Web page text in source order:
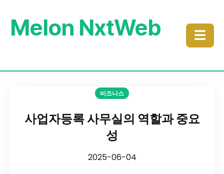
Melon NxtWeb ☰
비즈니스
사업자등록 사무실의 역할과 중요
성
2025-06-04